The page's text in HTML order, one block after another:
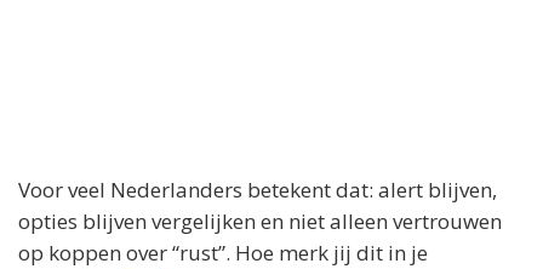
Voor veel Nederlanders betekent dat: alert blijven,
opties blijven vergelijken en niet alleen vertrouwen
op koppen over “rust”. Hoe merk jij dit in je